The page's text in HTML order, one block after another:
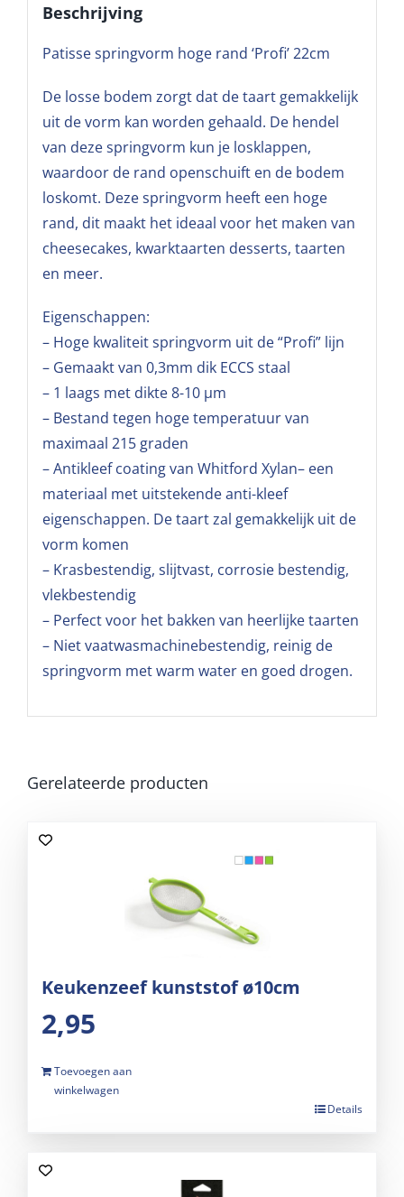
Beschrijving
Patisse springvorm hoge rand ‘Profi’ 22cm
De losse bodem zorgt dat de taart gemakkelijk
uit de vorm kan worden gehaald. De hendel
van deze springvorm kun je losklappen,
waardoor de rand openschuift en de bodem
loskomt. Deze springvorm heeft een hoge
rand, dit maakt het ideaal voor het maken van
cheesecakes, kwarktaarten desserts, taarten
en meer.
Eigenschappen:
– Hoge kwaliteit springvorm uit de “Profi” lijn
– Gemaakt van 0,3mm dik ECCS staal
– 1 laags met dikte 8-10 µm
– Bestand tegen hoge temperatuur van
maximaal 215 graden
– Antikleef coating van Whitford Xylan– een
materiaal met uitstekende anti-kleef
eigenschappen. De taart zal gemakkelijk uit de
vorm komen
– Krasbestendig, slijtvast, corrosie bestendig,
vlekbestendig
– Perfect voor het bakken van heerlijke taarten
– Niet vaatwasmachinebestendig, reinig de
springvorm met warm water en goed drogen.
Gerelateerde producten
Keukenzeef kunststof ø10cm
2,95
Toevoegen aan
winkelwagen
Details